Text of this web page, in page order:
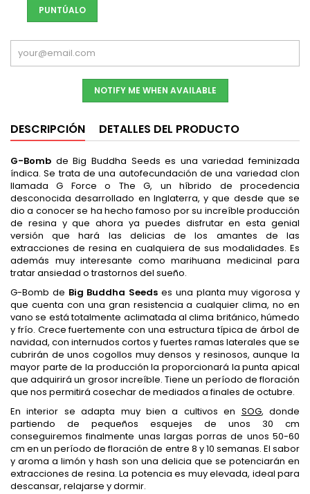
PUNTÚALO
NOTIFY ME WHEN AVAILABLE
DESCRIPCIÓN DETALLES DEL PRODUCTO
G-Bomb de Big Buddha Seeds es una variedad feminizada
índica. Se trata de una autofecundación de una variedad clon
llamada G Force o The G, un híbrido de procedencia
desconocida desarrollado en Inglaterra, y que desde que se
dio a conocer se ha hecho famoso por su increíble producción
de resina y que ahora ya puedes disfrutar en esta genial
versión que hará las delicias de los amantes de las
extracciones de resina en cualquiera de sus modalidades. Es
además muy interesante como marihuana medicinal para
tratar ansiedad o trastornos del sueño.
G-Bomb de Big Buddha Seeds es una planta muy vigorosa y
que cuenta con una gran resistencia a cualquier clima, no en
vano se está totalmente aclimatada al clima británico, húmedo
y frío. Crece fuertemente con una estructura típica de árbol de
navidad, con internudos cortos y fuertes ramas laterales que se
cubrirán de unos cogollos muy densos y resinosos, aunque la
mayor parte de la producción la proporcionará la punta apical
que adquirirá un grosor increíble. Tiene un período de floración
que nos permitirá cosechar de mediados a finales de octubre.
En interior se adapta muy bien a cultivos en SOG, donde
partiendo de pequeños esquejes de unos 30 cm
conseguiremos finalmente unas largas porras de unos 50-60
cm en un período de floración de entre 8 y 10 semanas. El sabor
y aroma a limón y hash son una delicia que se potenciarán en
extracciones de resina. La potencia es muy elevada, ideal para
descansar, relajarse y dormir.